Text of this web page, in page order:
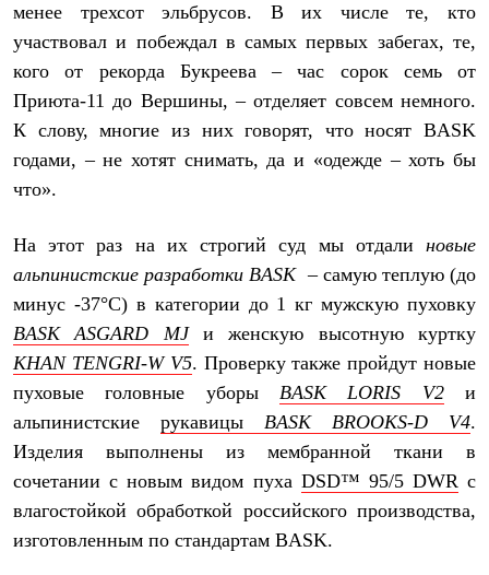
Термобелье
Теплое термобелье
Среднее термобелье
Легкое термобелье
Флисовая одежда
Куртки
Детская одежда
Утепленная пухом
Брюки
Утепленная синтетикой
Комбинезоны
Куртки
Брюки
Лёгкая одежда
Футболки
Толстовки
Брюки
Куртки
Флисовая одежда
Брюки
Жилеты
менее трехсот эльбрусов. В их числе те, кто
участвовал и побеждал в самых первых забегах, те,
кого от рекорда Букреева – час сорок семь от
Приюта-11 до Вершины, – отделяет совсем немного.
К слову, многие из них говорят, что носят BASK
годами, – не хотят снимать, да и «одежде – хоть бы
что».
На этот раз на их строгий суд мы отдали новые
альпинистские разработкиBASK – самую теплую (до
минус -37°C) в категории до 1 кг мужскую пуховку
BASK ASGARD MJ
и женскую высотную куртку
KHAN TENGRI-W V5. Проверку также пройдут новые
пуховые головные уборы BASK LORIS V2и
альпинистские рукавицы BASK BROOKS-D V4.
Изделия выполнены из мембранной ткани в
сочетании с новым видом пуха DSD™ 95/5 DWRс
влагостойкой обработкой российского производства,
изготовленным по стандартам BASK.